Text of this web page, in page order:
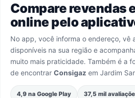
Compare revendas
online pelo
No app, você informa o endereço, vê
disponíveis na sua região e
muito mais praticidade. Também é a
de encontrar Consigaz em Jardim
4,9 na Google Play 37,5 mil